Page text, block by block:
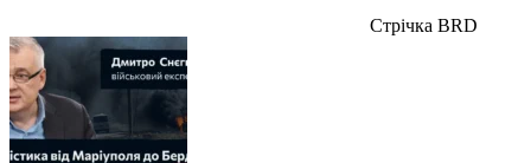
Стрічка BRD